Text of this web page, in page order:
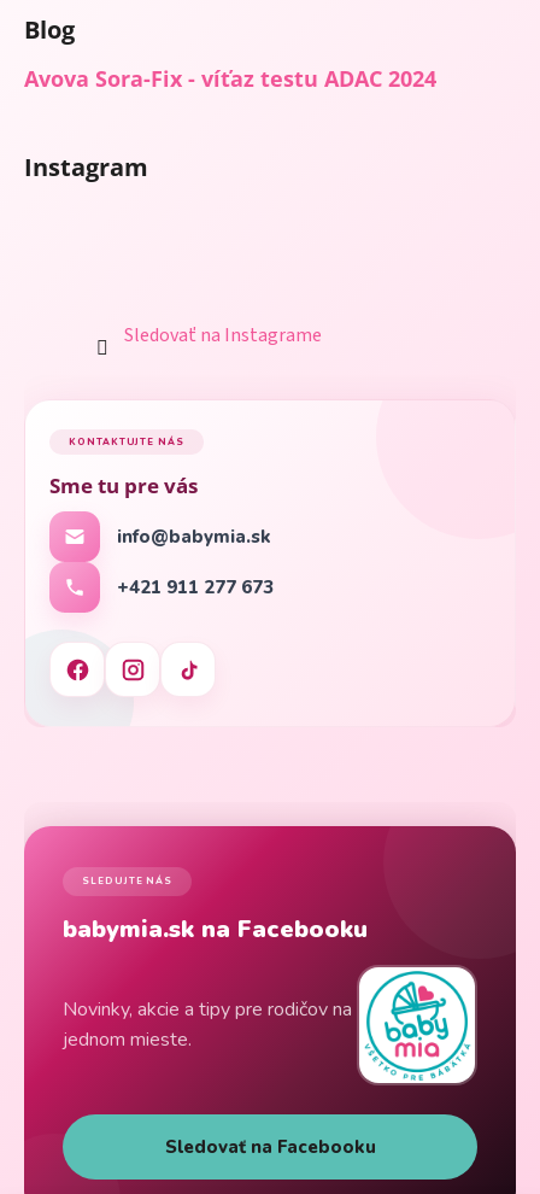
Blog
Avova Sora-Fix - víťaz testu ADAC 2024
Instagram
Sledovať na Instagrame
KONTAKTUJTE NÁS
Sme tu pre vás
info@babymia.sk
+421 911 277 673
SLEDUJTE NÁS
babymia.sk na Facebooku
Novinky, akcie a tipy pre rodičov na
jednom mieste.
Sledovať na Facebooku